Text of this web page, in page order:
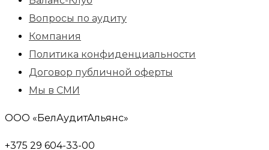
Вопросы по аудиту
Компания
Политика конфиденциальности
Договор публичной оферты
Мы в СМИ
ООО «БелАудитАльянс»
+375 29 604-33-00